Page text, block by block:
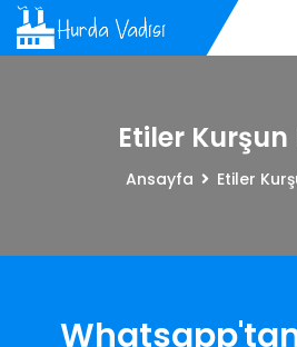
Etiler
Ansayfa Etiler